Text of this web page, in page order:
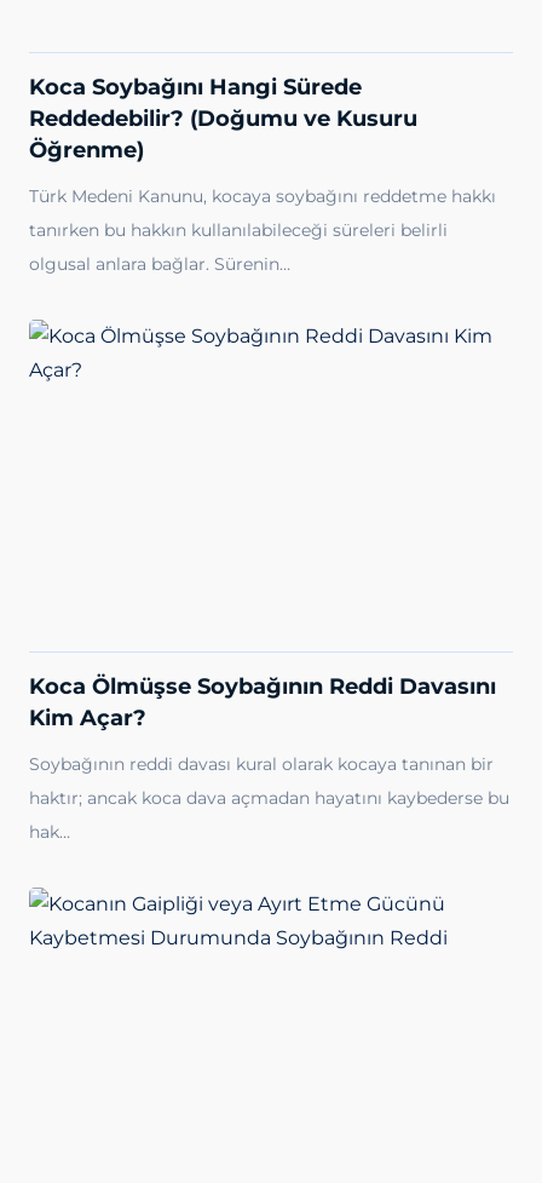
Koca Soybağını Hangi Sürede
Reddedebilir? (Doğumu ve Kusuru
Öğrenme)
Türk Medeni Kanunu, kocaya soybağını reddetme hakkı
tanırken bu hakkın kullanılabileceği süreleri belirli
olgusal anlara bağlar. Sürenin…
Koca Ölmüşse Soybağının Reddi Davasını
Kim Açar?
Soybağının reddi davası kural olarak kocaya tanınan bir
haktır; ancak koca dava açmadan hayatını kaybederse bu
hak…